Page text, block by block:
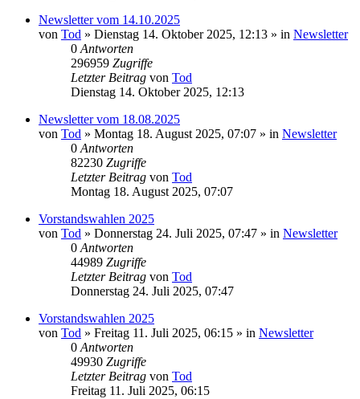
Newsletter vom 14.10.2025
von Tod » Dienstag 14. Oktober 2025, 12:13 » in Newsletter
0 Antworten
296959 Zugriffe
Letzter Beitrag von Tod
Dienstag 14. Oktober 2025, 12:13
Newsletter vom 18.08.2025
von Tod » Montag 18. August 2025, 07:07 » in Newsletter
0 Antworten
82230 Zugriffe
Letzter Beitrag von Tod
Montag 18. August 2025, 07:07
Vorstandswahlen 2025
von Tod » Donnerstag 24. Juli 2025, 07:47 » in Newsletter
0 Antworten
44989 Zugriffe
Letzter Beitrag von Tod
Donnerstag 24. Juli 2025, 07:47
Vorstandswahlen 2025
von Tod » Freitag 11. Juli 2025, 06:15 » in Newsletter
0 Antworten
49930 Zugriffe
Letzter Beitrag von Tod
Freitag 11. Juli 2025, 06:15